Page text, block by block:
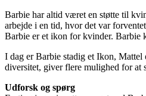
Barbie har altid været en støtte til
arbejde i en tid, hvor det var
Barbie er et ikon for kvinder. Barbie
I dag er Barbie stadig et Ikon, Mattel
diversitet, giver flere mulighed for at
Udforsk og spørg